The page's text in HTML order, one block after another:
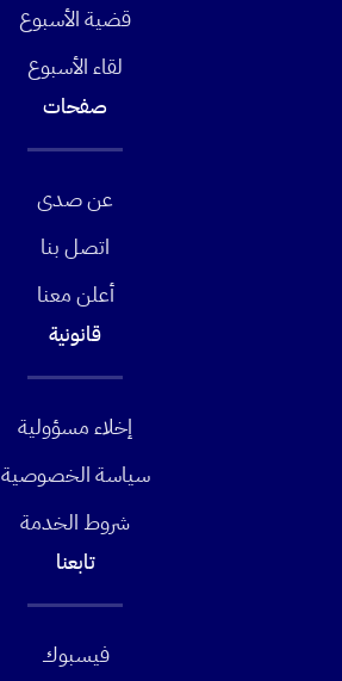
قضية الأسبوع
لقاء الأسبوع
صفحات
عن صدى
اتصل بنا
أعلن معنا
قانونية
إخلاء مسؤولية
سياسة الخصوصية
شروط الخدمة
تابعنا
فيسبوك